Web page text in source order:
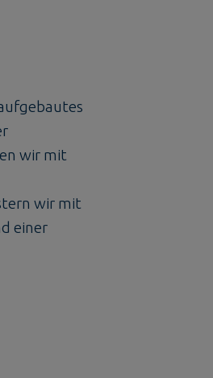
wir mit
wir mit
einer